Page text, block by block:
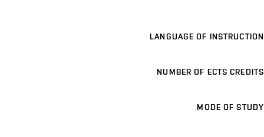
LANGUAGE OF INSTRUCTION
NUMBER OF ECTS CREDITS
MODE OF STUDY